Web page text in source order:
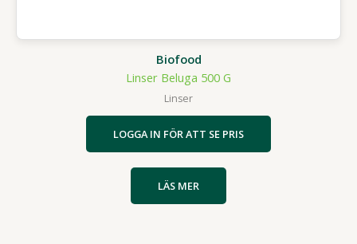
Biofood
Linser Beluga 500 G
Linser
LOGGA IN FÖR ATT SE PRIS
LÄS MER